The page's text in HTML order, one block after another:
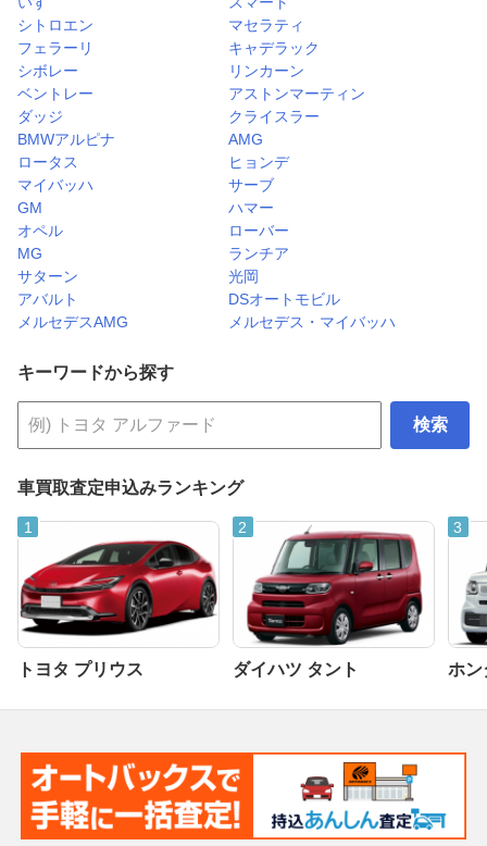
シトロエン
マセラティ
フェラーリ
キャデラック
シボレー
リンカーン
ベントレー
アストンマーティン
ダッジ
クライスラー
BMWアルピナ
AMG
ロータス
ヒョンデ
マイバッハ
サーブ
GM
ハマー
オペル
ローバー
MG
ランチア
サターン
光岡
アバルト
DSオートモビル
メルセデスAMG
メルセデス・マイバッハ
キーワードから探す
検索
車買取査定申込みランキング
トヨタ プリウス ダイハツ タント ホン